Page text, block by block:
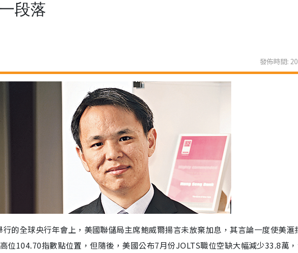
段落
發佈時間:
的全球央行年會上，美國聯儲局主席鮑威爾揚言未放棄加息，其言論一度使美滙
位104.70指數點位置，但隨後，美國公布7月份JOLTS職位空缺大幅減少33.8萬